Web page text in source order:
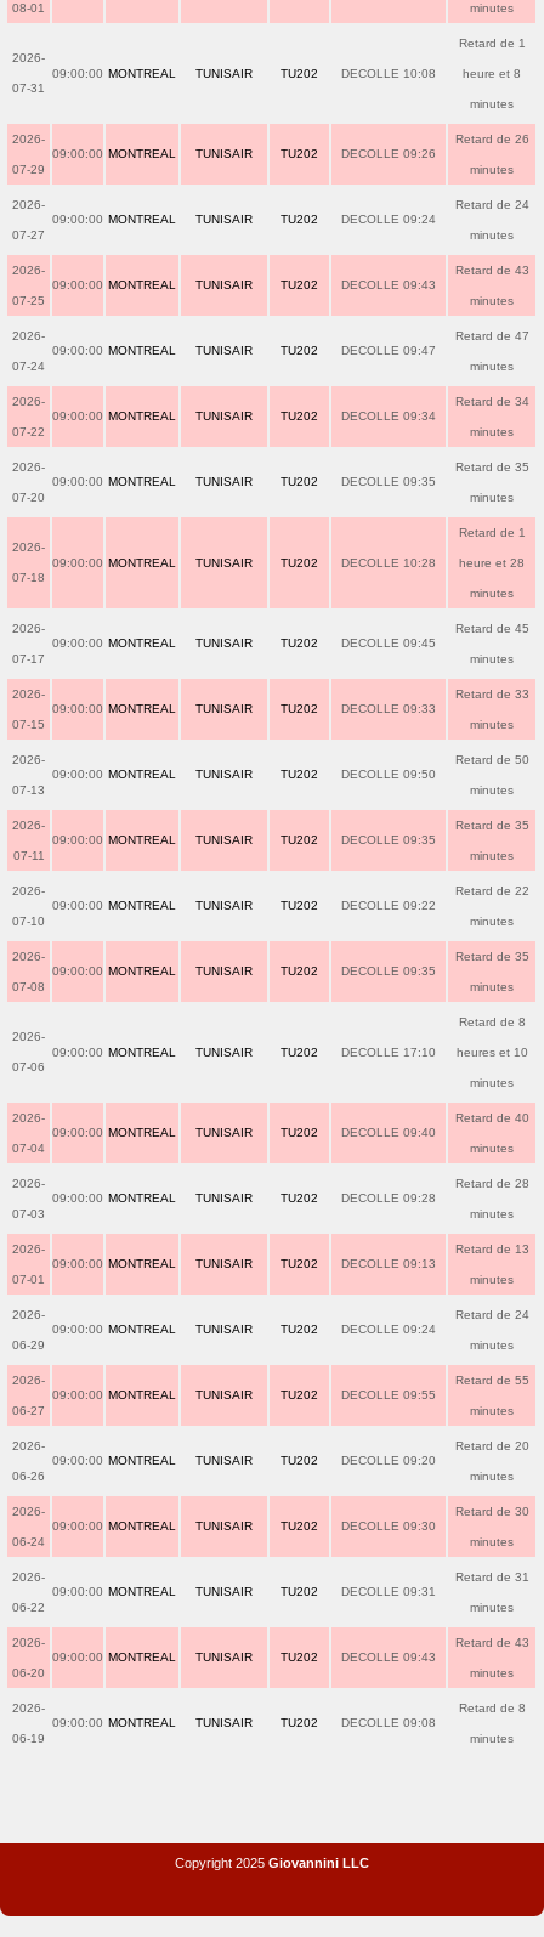
08-01 minutes
2026-
07-31
09:00:00 MONTREAL TUNISAIR TU202 DECOLLE 10:08
Retard de 1
heure et 8
minutes
2026-
07-29
09:00:00 MONTREAL TUNISAIR TU202 DECOLLE 09:26
Retard de 26
minutes
2026-
07-27
09:00:00 MONTREAL TUNISAIR TU202 DECOLLE 09:24
Retard de 24
minutes
2026-
07-25
09:00:00 MONTREAL TUNISAIR TU202 DECOLLE 09:43
Retard de 43
minutes
2026-
07-24
09:00:00 MONTREAL TUNISAIR TU202 DECOLLE 09:47
Retard de 47
minutes
2026-
07-22
09:00:00 MONTREAL TUNISAIR TU202 DECOLLE 09:34
Retard de 34
minutes
2026-
07-20
09:00:00 MONTREAL TUNISAIR TU202 DECOLLE 09:35
Retard de 35
minutes
2026-
07-18
09:00:00 MONTREAL TUNISAIR TU202 DECOLLE 10:28
Retard de 1
heure et 28
minutes
2026-
07-17
09:00:00 MONTREAL TUNISAIR TU202 DECOLLE 09:45
Retard de 45
minutes
2026-
07-15
09:00:00 MONTREAL TUNISAIR TU202 DECOLLE 09:33
Retard de 33
minutes
2026-
07-13
09:00:00 MONTREAL TUNISAIR TU202 DECOLLE 09:50
Retard de 50
minutes
2026-
07-11
09:00:00 MONTREAL TUNISAIR TU202 DECOLLE 09:35
Retard de 35
minutes
2026-
07-10
09:00:00 MONTREAL TUNISAIR TU202 DECOLLE 09:22
Retard de 22
minutes
2026-
07-08
09:00:00 MONTREAL TUNISAIR TU202 DECOLLE 09:35
Retard de 35
minutes
2026-
07-06
09:00:00 MONTREAL TUNISAIR TU202 DECOLLE 17:10
Retard de 8
heures et 10
minutes
2026-
07-04
09:00:00 MONTREAL TUNISAIR TU202 DECOLLE 09:40
Retard de 40
minutes
2026-
07-03
09:00:00 MONTREAL TUNISAIR TU202 DECOLLE 09:28
Retard de 28
minutes
2026-
07-01
09:00:00 MONTREAL TUNISAIR TU202 DECOLLE 09:13
Retard de 13
minutes
2026-
06-29
09:00:00 MONTREAL TUNISAIR TU202 DECOLLE 09:24
Retard de 24
minutes
2026-
06-27
09:00:00 MONTREAL TUNISAIR TU202 DECOLLE 09:55
Retard de 55
minutes
2026-
06-26
09:00:00 MONTREAL TUNISAIR TU202 DECOLLE 09:20
Retard de 20
minutes
2026-
06-24
09:00:00 MONTREAL TUNISAIR TU202 DECOLLE 09:30
Retard de 30
minutes
2026-
06-22
09:00:00 MONTREAL TUNISAIR TU202 DECOLLE 09:31
Retard de 31
minutes
2026-
06-20
09:00:00 MONTREAL TUNISAIR TU202 DECOLLE 09:43
Retard de 43
minutes
2026-
06-19
09:00:00 MONTREAL TUNISAIR TU202 DECOLLE 09:08
Retard de 8
minutes
Copyright 2025 Giovannini LLC